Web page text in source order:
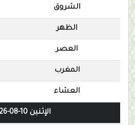
الشروق
الظهر
العصر
المغرب
العشاء
الإثنين 10-08-2026